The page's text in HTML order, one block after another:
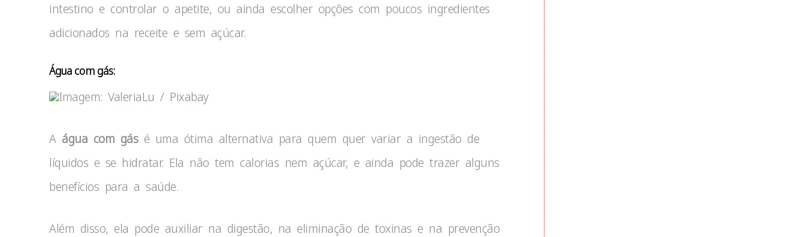
intestino e controlar o apetite, ou ainda escolher opções com poucos ingredientes
adicionados na receite e sem açúcar.
Água com gás:
Imagem: ValeriaLu / Pixabay
A água com gás é uma ótima alternativa para quem quer variar a ingestão de
líquidos e se hidratar. Ela não tem calorias nem açúcar, e ainda pode trazer alguns
benefícios para a saúde.
Além disso, ela pode auxiliar na digestão, na eliminação de toxinas e na prevenção